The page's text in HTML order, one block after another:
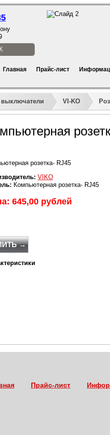
Главная Прайс-лист
выключатели VI-KO
розетка- RJ45
VIKO
Компьютерная розетка- RJ45
645,00 рублей
→
Прайс-лист